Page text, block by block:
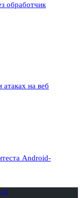
обработчик
на веб
Android-